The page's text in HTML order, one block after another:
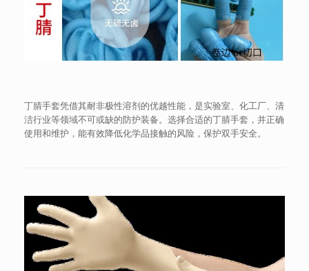
丁腈手套凭借其耐非极性溶剂的优越性能，是实验室、化工厂、清
洁行业等领域不可或缺的防护装备。选择合适的丁腈手套，并正确
使用和维护，能有效降低化学品接触的风险，保护双手安全。